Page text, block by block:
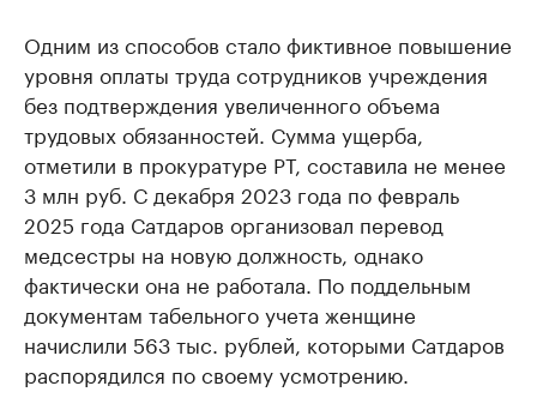
Одним из способов стало фиктивное повышение
уровня оплаты труда сотрудников учреждения
без подтверждения увеличенного объема
трудовых обязанностей. Сумма ущерба,
отметили в прокуратуре РТ, составила не менее
3 млн руб. С декабря 2023 года по февраль
2025 года Сатдаров организовал перевод
медсестры на новую должность, однако
фактически она не работала. По поддельным
документам табельного учета женщине
начислили 563 тыс. рублей, которыми Сатдаров
распорядился по своему усмотрению.